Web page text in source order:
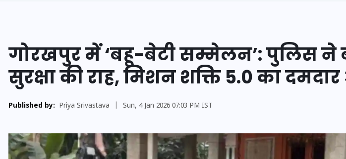
गोरखपुर में ‘बहू-बेटी सम्मेलन’: पुलिस ने
सुरक्षा की राह, मिशन शक्ति 5.0 का
Published by: Priya Srivastava Sun, 4 Jan 2026 07:03 PM IST